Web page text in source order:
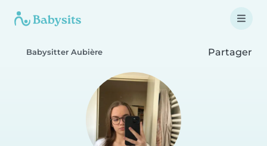
Babysitter Aubière Partager